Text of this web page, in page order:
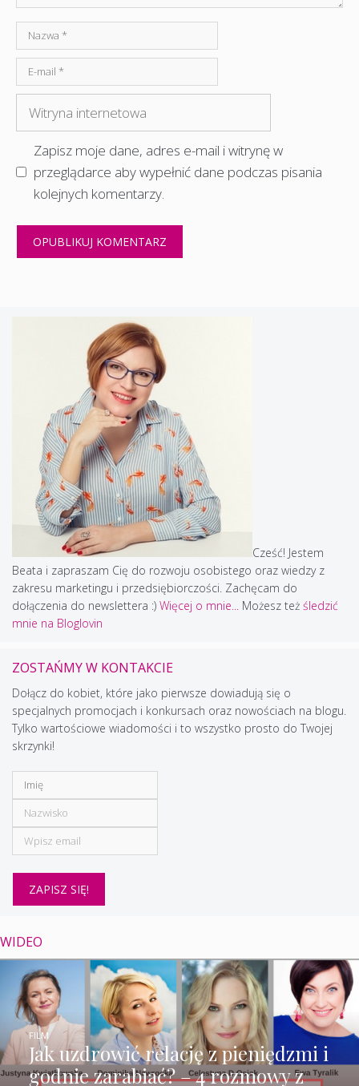
Nazwa
mail
internetowa
Zapisz moje dane, adres e-mail i witrynę w
przeglądarce aby wypełnić dane podczas pisania
kolejnych komentarzy.
Cześć! Jestem
Beata i zapraszam Cię do rozwoju osobistego oraz wiedzy z
zakresu marketingu i przedsiębiorczości. Zachęcam do
dołączenia do newslettera :) Więcej o mnie... Możesz też śledzić
mnie na Bloglovin
ZOSTAŃMY W KONTAKCIE
Dołącz do kobiet, które jako pierwsze dowiadują się o
specjalnych promocjach i konkursach oraz nowościach na blogu.
Tylko wartościowe wiadomości i to wszystko prosto do Twojej
skrzynki!
WIDEO
Jak uzdrowić relację z pieniędzmi i
godnie zarabiać? – 4 rozmowy z
FILM